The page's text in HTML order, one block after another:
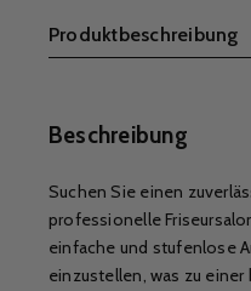
Produktbeschreibung
Beschreibung
Suchen Sie einen
professionelle
einfache und stufenlose
einzustellen, was zu